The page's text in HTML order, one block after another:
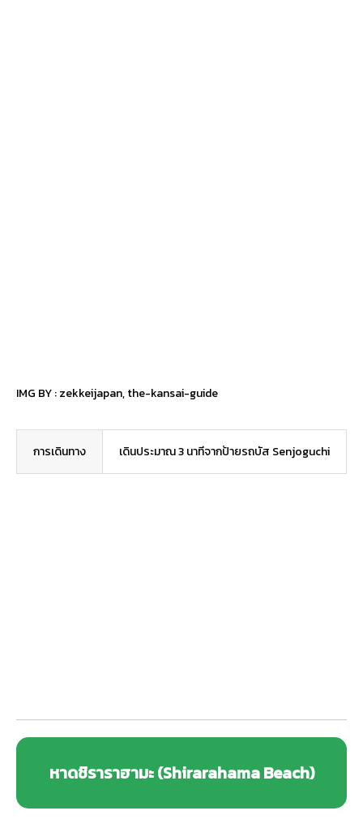
IMG BY :zekkeijapan,the-kansai-guide
การเดินทาง เดินประมาณ 3 นาทีจากป้ายรถบัส Senjoguchi
หาดชิราราฮามะ (Shirarahama Beach)